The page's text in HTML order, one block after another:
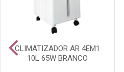
CLIMATIZADOR AR 4EM1
10L 65W BRANCO